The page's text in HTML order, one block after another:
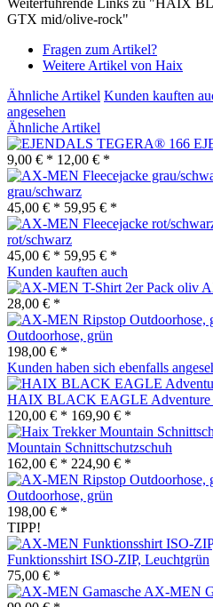
GTX mid/olive-rock"
Fragen zum Artikel?
Weitere Artikel von Haix
Ähnliche Artikel Kunden kauften
angesehen
Ähnliche Artikel
9,00 € * 12,00 € *
grau/schwarz
45,00 € * 59,95 € *
rot/schwarz
45,00 € * 59,95 € *
Kunden kauften auch
28,00 € *
Outdoorhose, grün
198,00 € *
Kunden haben sich ebenfalls
HAIX BLACK EAGLE Adventure
120,00 € * 169,90 € *
Mountain Schnittschutzschuh
162,00 € * 224,90 € *
Outdoorhose, grün
198,00 € *
TIPP!
Funktionsshirt ISO-ZIP, Leuchtgrün
75,00 € *
AX-MEN